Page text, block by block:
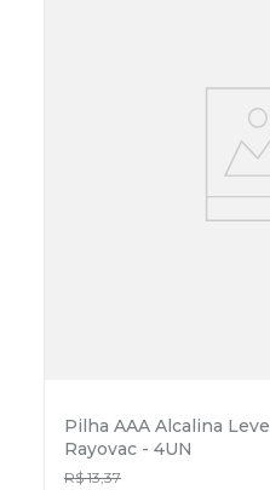
Pilha AAA Alcalina
Rayovac - 4UN
R$ 13,37